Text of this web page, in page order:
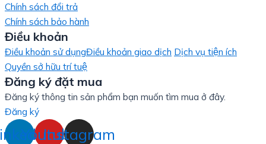
Chính sách đổi trả
Chính sách bảo hành
Điều khoản
Điều khoản sử dụngĐiều khoản giao dịch Dịch vụ tiện ích
Quyền sở hữu trí tuệ
Đăng ký đặt mua
Đăng ký thông tin sản phẩm bạn muốn tìm mua ở đây.
Đăng ký
Youtube
Instagram